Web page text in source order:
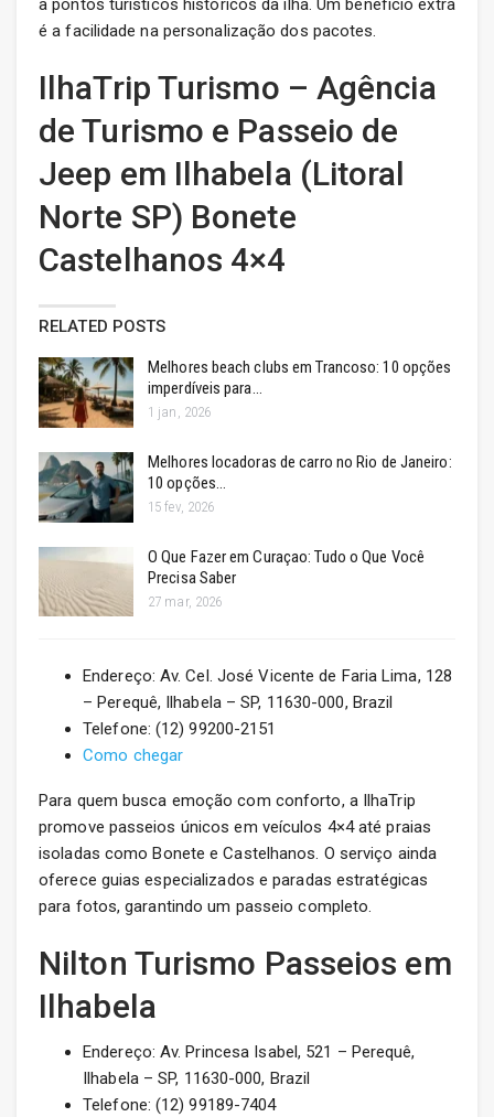
a pontos turísticos históricos da ilha. Um benefício extra
é a facilidade na personalização dos pacotes.
IlhaTrip Turismo – Agência
de Turismo e Passeio de
Jeep em Ilhabela (Litoral
Norte SP) Bonete
Castelhanos 4×4
RELATED POSTS
Melhores beach clubs em Trancoso: 10 opções
imperdíveis para…
1 jan, 2026
Melhores locadoras de carro no Rio de Janeiro:
10 opções…
15 fev, 2026
O Que Fazer em Curaçao: Tudo o Que Você
Precisa Saber
27 mar, 2026
Endereço: Av. Cel. José Vicente de Faria Lima, 128
– Perequê, Ilhabela – SP, 11630-000, Brazil
Telefone: (12) 99200-2151
Como chegar
Para quem busca emoção com conforto, a IlhaTrip
promove passeios únicos em veículos 4×4 até praias
isoladas como Bonete e Castelhanos. O serviço ainda
oferece guias especializados e paradas estratégicas
para fotos, garantindo um passeio completo.
Nilton Turismo Passeios em
Ilhabela
Endereço: Av. Princesa Isabel, 521 – Perequê,
Ilhabela – SP, 11630-000, Brazil
Telefone: (12) 99189-7404